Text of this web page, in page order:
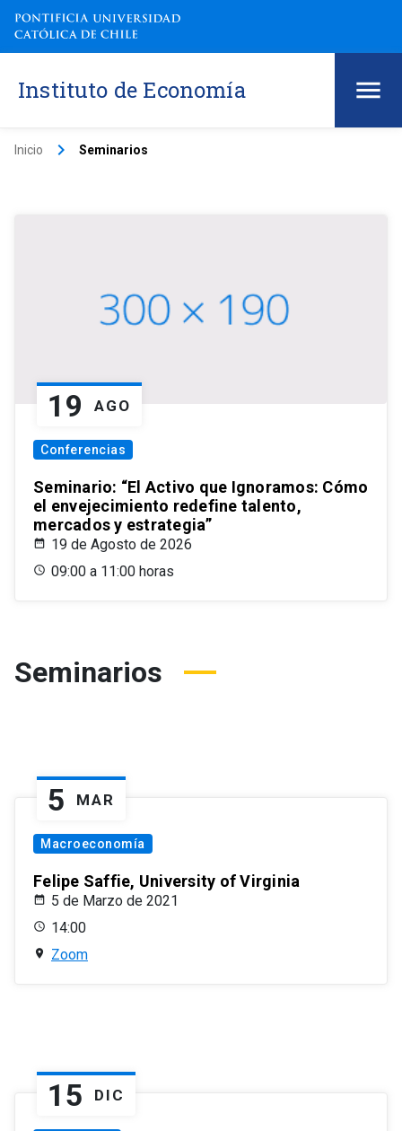
Instituto de Economía
Inicio keyboard_arrow_right Seminarios
19 AGO
Conferencias
Seminario: “El Activo que Ignoramos: Cómo
el envejecimiento redefine talento,
mercados y estrategia”
19 de Agosto de 2026
09:00 a 11:00 horas
Seminarios
5 MAR
Macroeconomía
Felipe Saffie, University of Virginia
5 de Marzo de 2021
14:00
Zoom
15 DIC